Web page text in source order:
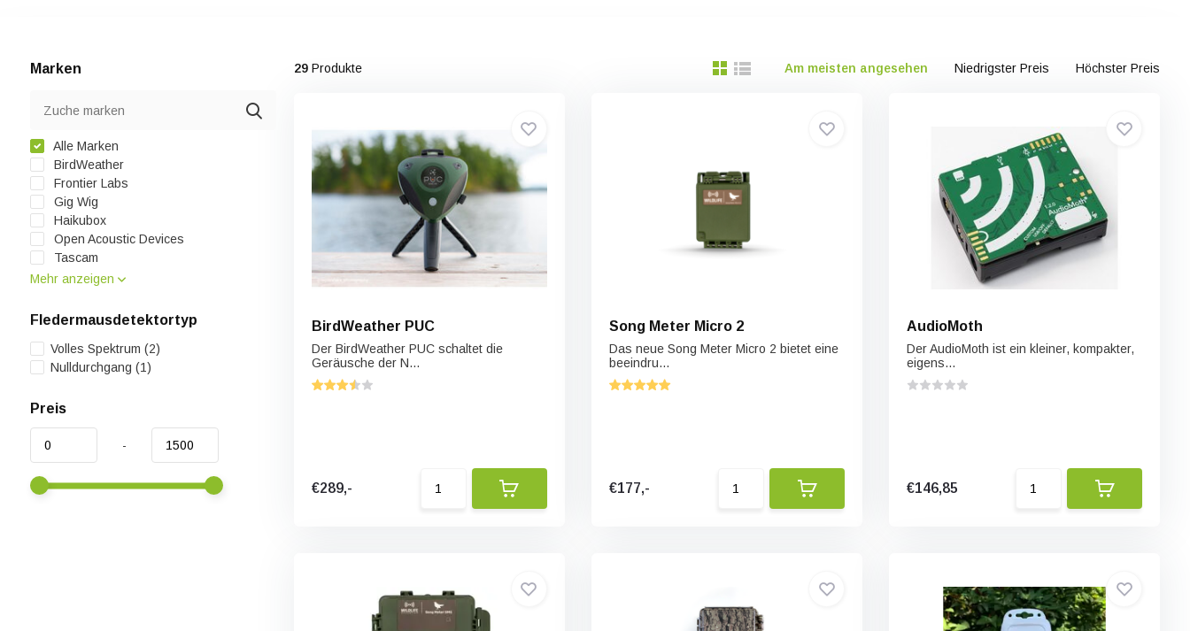
Marken
Alle Marken
BirdWeather
Frontier Labs
Gig Wig
Haikubox
Open Acoustic Devices
Tascam
Mehr anzeigen
Fledermausdetektortyp
Volles Spektrum (2)
Nulldurchgang (1)
Preis
-
29Produkte Am meisten angesehen Niedrigster Preis Höchster Preis
BirdWeather PUC
Der BirdWeather PUC schaltet die
Geräusche der N...
€289,-
Song Meter Micro 2
Das neue Song Meter Micro 2 bietet eine
beeindru...
€177,-
AudioMoth
Der AudioMoth ist ein kleiner, kompakter,
eigens...
€146,85